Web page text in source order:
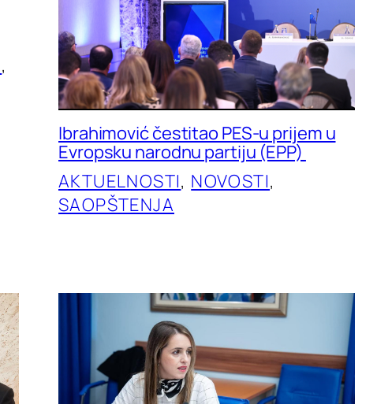
Ibrahimović čestitao PES-u prijem u
Evropsku narodnu partiju (EPP)
AKTUELNOSTI, NOVOSTI
SAOPŠTENJA